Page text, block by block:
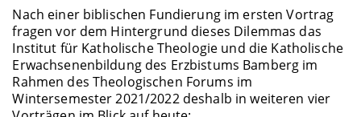
Nach einer biblischen Fundierung im ersten Vortrag
fragen vor dem Hintergrund dieses Dilemmas das
Institut für Katholische Theologie und die Katholische
Erwachsenenbildung des Erzbistums Bamberg im
Rahmen des Theologischen Forums im
Wintersemester 2021/2022 deshalb in weiteren vier